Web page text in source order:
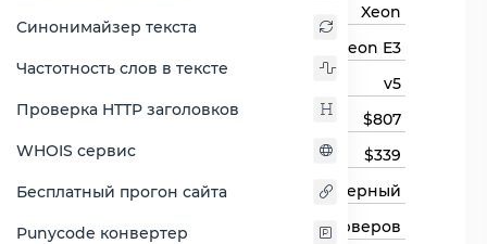
Синонимайзер текста
Частотность слов в тексте
Проверка HTTP заголовков
WHOIS сервис
Бесплатный прогон сайта
Punycode конвертер
Xeon
Xeon E3
v5
Цена
$807
Цена на момент выхода
$339
Тип процессора
Серверный
Назначение
Для серверов